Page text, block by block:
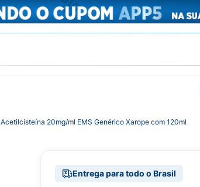
Acetilcisteína 20mg/ml EMS Genérico Xarope com 120ml
Entrega para todo o Brasil